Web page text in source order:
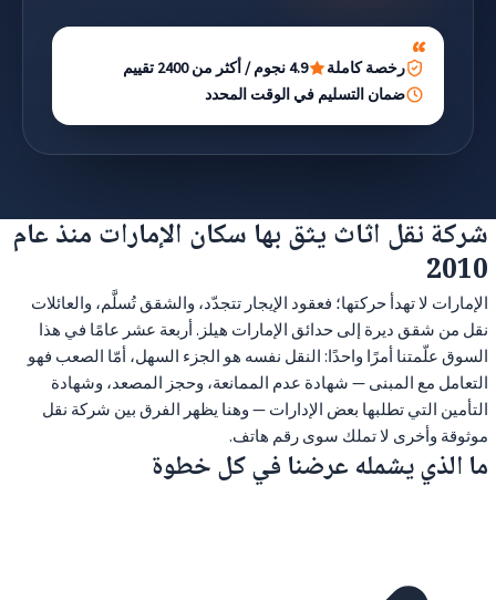
رخصة كاملة
4.9 نجوم / أكثر من 2400 تقييم
ضمان التسليم في الوقت المحدد
شركة نقل اثاث يثق بها سكان الإمارات منذ عام
2010
الإمارات لا تهدأ حركتها؛ فعقود الإيجار تتجدّد، والشقق تُسلَّم، والعائلات
نقل من شقق ديرة إلى حدائق الإمارات هيلز. أربعة عشر عامًا في هذا
السوق علّمتنا أمرًا واحدًا: النقل نفسه هو الجزء السهل، أمّا الصعب فهو
التعامل مع المبنى — شهادة عدم الممانعة، وحجز المصعد، وشهادة
التأمين التي تطلبها بعض الإدارات — وهنا يظهر الفرق بين شركة نقل
موثوقة وأخرى لا تملك سوى رقم هاتف.
ما الذي يشمله عرضنا في كل خطوة